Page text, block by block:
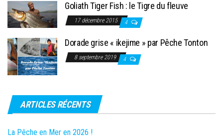
Goliath Tiger Fish : le Tigre du fleuve
17 décembre 2015 4
Dorade grise « ikejime » par Pêche Tonton
8 septembre 2019 4
ARTICLES RÉCENTS
La Pêche en Mer en 2026 !